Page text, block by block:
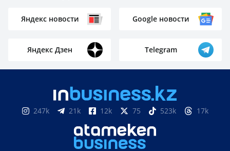
Яндекс новости Google новости
Яндекс Дзен Telegram
247k 21k 12k 75 523k 17k